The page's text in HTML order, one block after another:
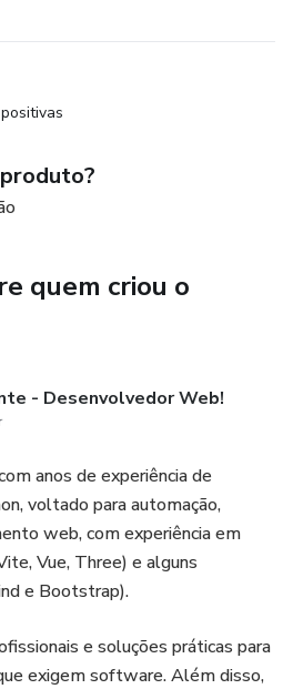
quem criou o
- Desenvolvedor Web!
anos de experiência de
voltado para automação,
web, com experiência em
Vue, Three) e alguns
e Bootstrap).
e soluções práticas para
exigem software. Além disso,